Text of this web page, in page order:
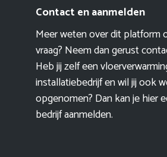
Contact en aanmelden
Meer weten over dit platform
vraag? Neem dan gerust
Heb jij zelf een
installatiebedrijf en wil jij ook
opgenomen? Dan kan je hier
bedrijf aanmelden.